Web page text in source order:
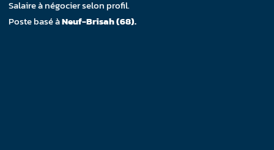
Salaire à négocier selon profil.
Poste basé àNeuf-Brisah (68).